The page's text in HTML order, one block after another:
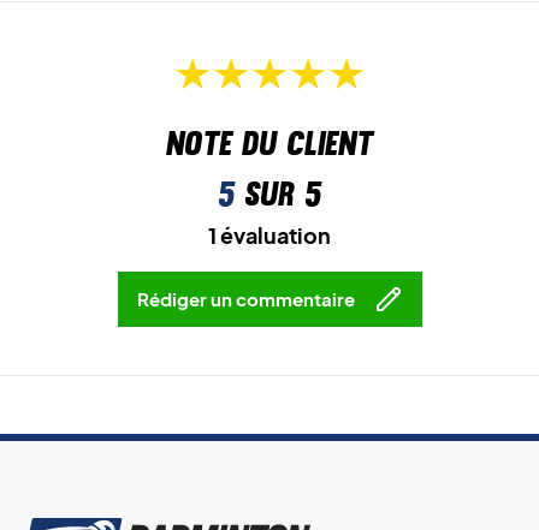
Note du client
5sur 5
1 évaluation
Rédiger un commentaire